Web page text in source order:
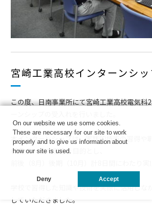
宮崎工業高校インターンシ
この度、日南事業所にて宮崎工業高校電気科
本インターンシップは、実践的技術の習得や
材育成・県内定着を目的とし、
前後（8月）後期（10月）計8日間にわたり実
学校で習得した知識や技術を実際に活用しな
していただきました。
On our website we use some cookies.
These are necessary for our site to work
properly and to give us information about
how our site is used.
Deny Accept